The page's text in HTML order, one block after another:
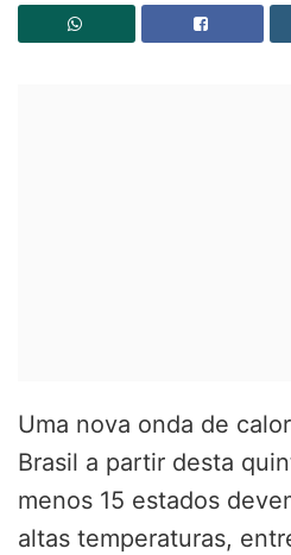
Uma nova onda de
Brasil a partir desta
menos 15 estados
altas temperaturas,